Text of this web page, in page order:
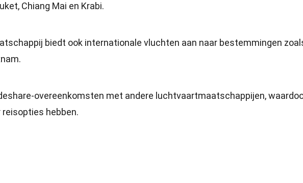
Chiang Mai en Krabi.
biedt ook internationale vluchten aan naar bestemmingen
overeenkomsten met andere luchtvaartmaatschappijen,
hebben.